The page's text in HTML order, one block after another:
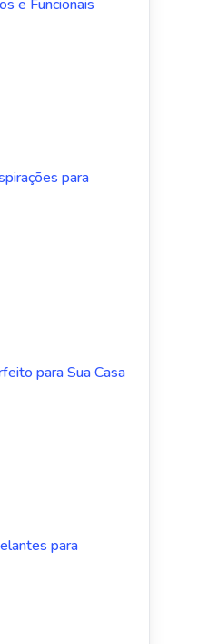
e Funcionais
para
para Sua Casa
para